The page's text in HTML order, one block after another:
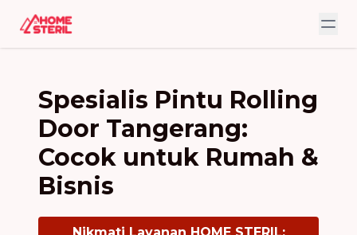
Spesialis Pintu Rolling
Door Tangerang:
Cocok untuk Rumah &
Bisnis